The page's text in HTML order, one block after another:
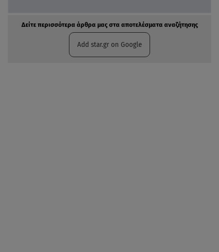
Δείτε περισσότερα άρθρα μας στα αποτελέσματα αναζήτησης
Add star.gr on Google